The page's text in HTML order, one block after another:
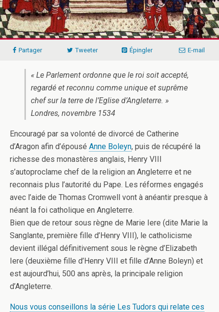
Partager Tweeter Épingler E-mail
« Le Parlement ordonne que le roi soit accepté,
regardé et reconnu comme unique et suprême
chef sur la terre de l’Eglise d’Angleterre. »
Londres, novembre 1534
Encouragé par sa volonté de divorcé de Catherine
d’Aragon afin d’épousé Anne Boleyn, puis de récupéré la
richesse des monastères anglais, Henry VIII
s’autoproclame chef de la religion an Angleterre et ne
reconnais plus l’autorité du Pape. Les réformes engagés
avec l’aide de Thomas Cromwell vont à anéantir presque à
néant la foi catholique en Angleterre.
Bien que de retour sous règne de Marie Iere (dite Marie la
Sanglante, première fille d’Henry VIII), le catholicisme
devient illégal définitivement sous le règne d’Elizabeth
Iere (deuxième fille d’Henry VIII et fille d’Anne Boleyn) et
est aujourd’hui, 500 ans après, la principale religion
d’Angleterre.
Nous vous conseillons la série Les Tudors qui relate ces